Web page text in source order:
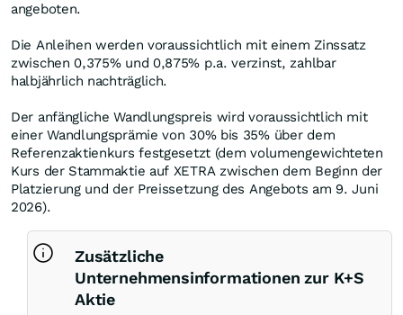
angeboten.
Die Anleihen werden voraussichtlich mit einem Zinssatz
zwischen 0,375% und 0,875% p.a. verzinst, zahlbar
halbjährlich nachträglich.
Der anfängliche Wandlungspreis wird voraussichtlich mit
einer Wandlungsprämie von 30% bis 35% über dem
Referenzaktienkurs festgesetzt (dem volumengewichteten
Kurs der Stammaktie auf XETRA zwischen dem Beginn der
Platzierung und der Preissetzung des Angebots am 9. Juni
2026).
Zusätzliche
Unternehmensinformationen zur K+S
Aktie